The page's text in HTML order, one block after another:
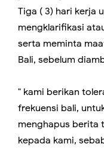
Tiga ( 3) hari kerja
mengklarifikasi
serta meminta
Bali, sebelum
" kami berikan
frekuensi bali,
menghapus berita
kepada kami,